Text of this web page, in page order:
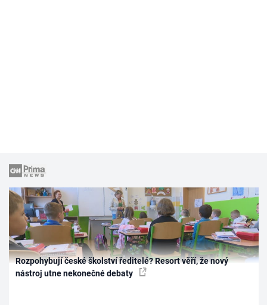
Rozpohybují české školství ředitelé? Resort věří, že nový
nástroj utne nekonečné debaty